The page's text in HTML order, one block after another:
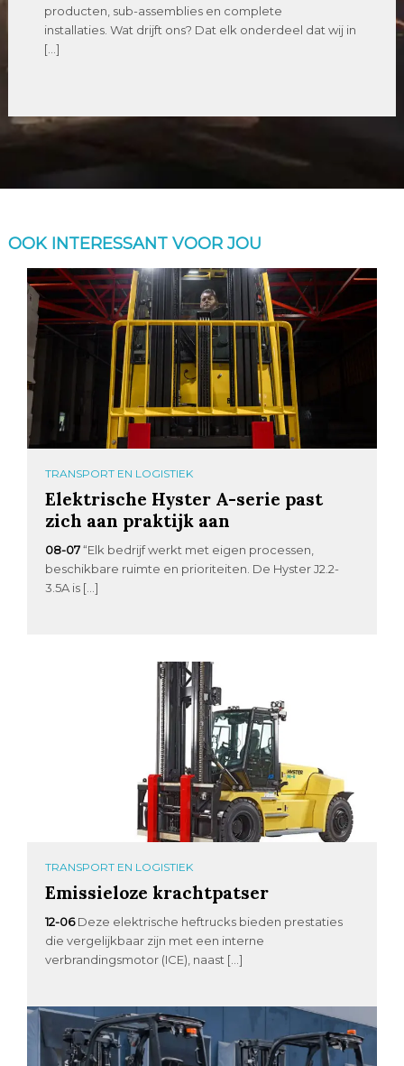
producten, sub-assemblies en complete
installaties. Wat drijft ons? Dat elk onderdeel dat wij in
[…]
OOK INTERESSANT VOOR JOU
TRANSPORT EN LOGISTIEK
Elektrische Hyster A-serie past
zich aan praktijk aan
08-07 “Elk bedrijf werkt met eigen processen,
beschikbare ruimte en prioriteiten. De Hyster J2.2-
3.5A is […]
TRANSPORT EN LOGISTIEK
Emissieloze krachtpatser
12-06 Deze elektrische heftrucks bieden prestaties
die vergelijkbaar zijn met een interne
verbrandingsmotor (ICE), naast […]